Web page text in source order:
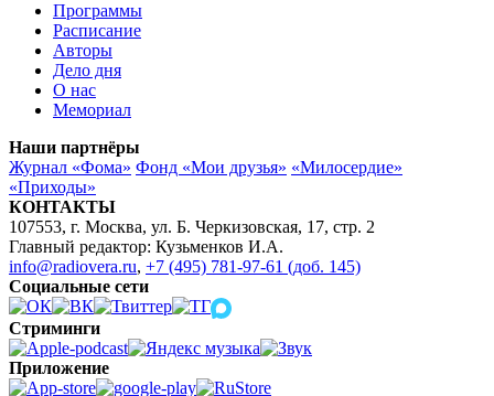
Программы
Расписание
Авторы
Дело дня
О нас
Мемориал
Наши партнёры
Журнал «Фома» Фонд «Мои друзья» «Милосердие»
«Приходы»
КОНТАКТЫ
107553, г. Москва, ул. Б. Черкизовская, 17, стр. 2
Главный редактор: Кузьменков И.А.
info@radiovera.ru, +7 (495) 781-97-61 (доб. 145)
Социальные сети
Стриминги
Приложение